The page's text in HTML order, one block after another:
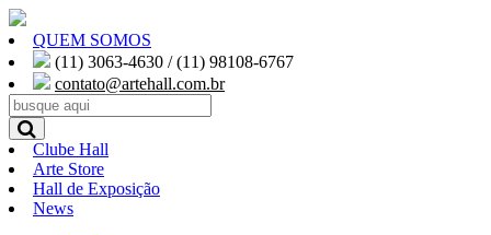
QUEM SOMOS
(11) 3063-4630 / (11) 98108-6767
contato@artehall.com.br
Clube Hall
Arte Store
Hall de Exposição
News